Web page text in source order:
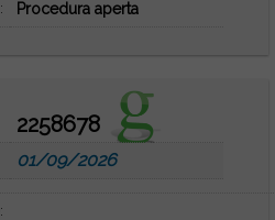
Procedura aperta
2258678
01/09/2026